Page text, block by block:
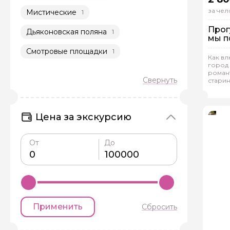
Мистические 1
Дьяконовская поляна 1
Смотровые площадки 1
Цена за экскурсию
От До
Применить Сбросить
за
мы
Как
город
Рейтинг
Задайте
Как вас зовут